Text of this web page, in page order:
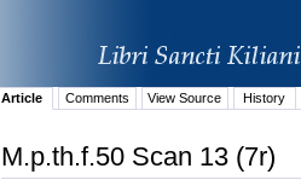
Article Comments View Source History
M.p.th.f.50 Scan 13 (7r)